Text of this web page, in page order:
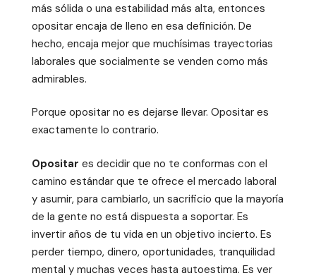
más sólida o una estabilidad más alta, entonces
opositar encaja de lleno en esa definición. De
hecho, encaja mejor que muchísimas trayectorias
laborales que socialmente se venden como más
admirables.
Porque opositar no es dejarse llevar. Opositar es
exactamente lo contrario.
Opositar es decidir que no te conformas con el
camino estándar que te ofrece el mercado laboral
y asumir, para cambiarlo, un sacrificio que la mayoría
de la gente no está dispuesta a soportar. Es
invertir años de tu vida en un objetivo incierto. Es
perder tiempo, dinero, oportunidades, tranquilidad
mental y muchas veces hasta autoestima. Es ver